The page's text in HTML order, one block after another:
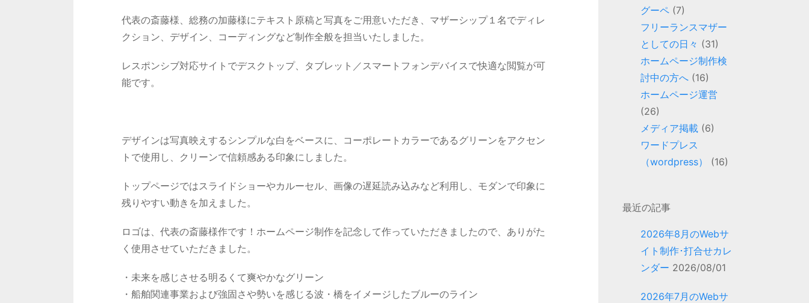
代表の斎藤様、総務の加藤様にテキスト原稿と写真をご用意いただき、マザーシップ１名でディレ
クション、デザイン、コーディングなど制作全般を担当いたしました。
レスポンシブ対応サイトでデスクトップ、タブレット／スマートフォンデバイスで快適な閲覧が可
能です。
デザインは写真映えするシンプルな白をベースに、コーポレートカラーであるグリーンをアクセン
トで使用し、クリーンで信頼感ある印象にしました。
トップページではスライドショーやカルーセル、画像の遅延読み込みなど利用し、モダンで印象に
残りやすい動きを加えました。
ロゴは、代表の斎藤様作です！ホームページ制作を記念して作っていただきましたので、ありがた
く使用させていただきました。
・未来を感じさせる明るくて爽やかなグリーン
・船舶関連事業および強固さや勢いを感じる波・橋をイメージしたブルーのライン
グーペ (7)
フリーランスマザー
としての日々 (31)
ホームページ制作検
討中の方へ (16)
ホームページ運営
(26)
メディア掲載 (6)
ワードプレス
（wordpress）
(16)
最近の記事
2026年8月のWebサ
イト制作･打合せカレ
ンダー 2026/08/01
2026年7月のWebサ